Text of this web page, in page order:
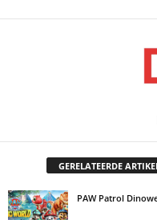
GERELATEERDE
PAW Patrol